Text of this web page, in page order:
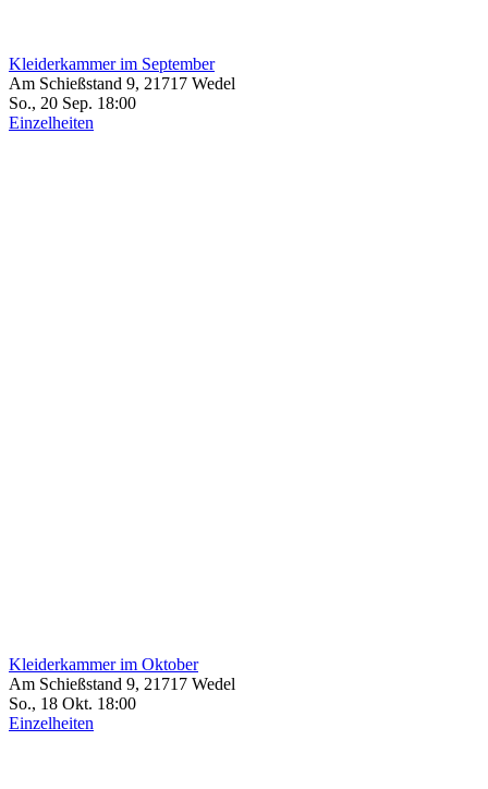
Kleiderkammer im September
Am Schießstand 9, 21717 Wedel
So., 20 Sep. 18:00
Einzelheiten
Kleiderkammer im Oktober
Am Schießstand 9, 21717 Wedel
So., 18 Okt. 18:00
Einzelheiten